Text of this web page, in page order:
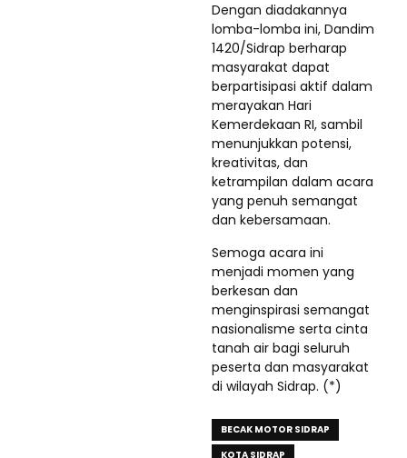
Dengan diadakannya
lomba-lomba ini, Dandim
1420/Sidrap berharap
masyarakat dapat
berpartisipasi aktif dalam
merayakan Hari
Kemerdekaan RI, sambil
menunjukkan potensi,
kreativitas, dan
ketrampilan dalam acara
yang penuh semangat
dan kebersamaan.
Semoga acara ini
menjadi momen yang
berkesan dan
menginspirasi semangat
nasionalisme serta cinta
tanah air bagi seluruh
peserta dan masyarakat
di wilayah Sidrap. (*)
BECAK MOTOR SIDRAP
KOTA SIDRAP